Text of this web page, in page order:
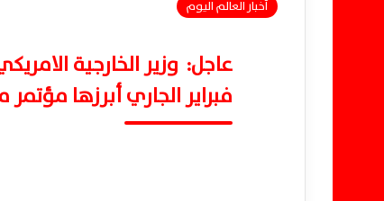
أخبار العالم اليوم
عاجل: وزير الخارجية
فبراير الجاري أبرزها